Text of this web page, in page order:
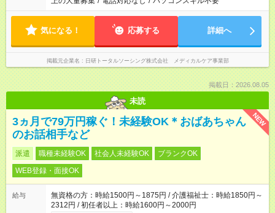
気になる！ 応募する 詳細へ
掲載元企業名 日研トータルソーシング株式会社 メディカルケア事業部
掲載日：2026.08.05
未読
NEW
3ヵ月で79万円稼ぐ！未経験OK＊おばあちゃん
のお話相手など
派遣 職種未経験OK 社会人未経験OK
ブランクOK
WEB登録・面接OK
給与
無資格の方：時給1500円～1875円 / 介護福祉士：時給1850円～
2312円 / 初任者以上：時給1600円～2000円